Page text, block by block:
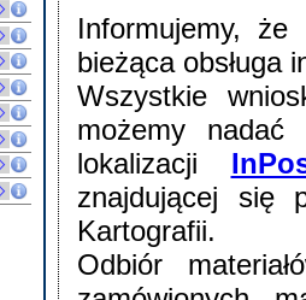
Informujemy,
bieżąca obsługa
Wszystkie
możemy nadać
lokalizacji
znajdującej się
Kartografii.
Odbiór